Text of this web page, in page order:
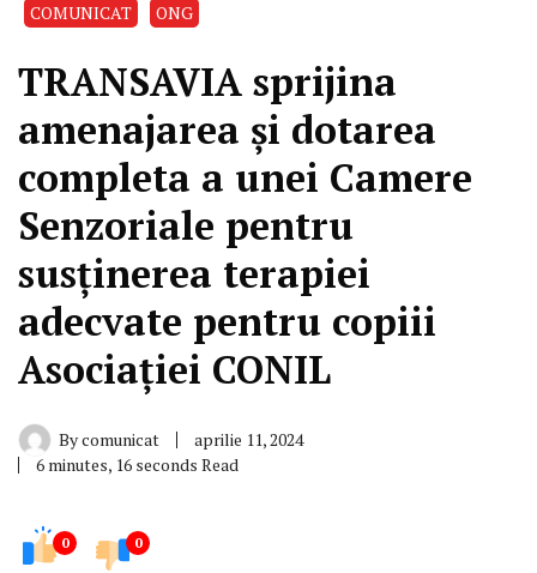
COMUNICAT ONG
TRANSAVIA sprijina
amenajarea și dotarea
completa a unei Camere
Senzoriale pentru
susținerea terapiei
adecvate pentru copiii
Asociației CONIL
Bycomunicat
aprilie 11, 2024
6 minutes, 16 seconds Read
0 0